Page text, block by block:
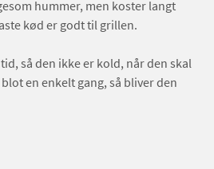
hummer, men koster langt
kød er godt til grillen.
så den ikke er kold, når den skal
en enkelt gang, så bliver den